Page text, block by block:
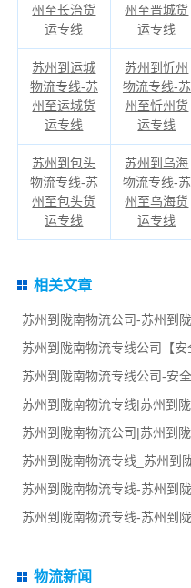
州至长治货
运专线
州至晋城货
运专线
苏州到运城
物流专线-苏
州至运城货
运专线
苏州到忻州
物流专线-苏
州至忻州货
运专线
苏州到包头
物流专线-苏
州至包头货
运专线
苏州到乌海
物流专线-苏
州至乌海货
运专线
相关文章
苏州到陇南物流公司-苏州到
苏州到陇南物流专线公司【安
苏州到陇南物流专线公司-安
苏州到陇南物流专线|苏州到
苏州到陇南物流公司|苏州到
苏州到陇南物流专线_苏州到
苏州到陇南物流专线-苏州到
苏州到陇南物流专线-苏州到
物流新闻